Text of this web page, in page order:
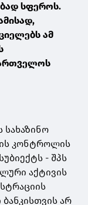
სფეროს.
ამ
სახაზინო
კონტროლის
- შპს
აქტივის
არ